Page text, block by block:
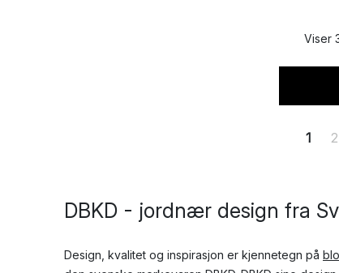
Viser
1 2
DBKD - jordnær design fra
Design, kvalitet og inspirasjon er kjennetegn på